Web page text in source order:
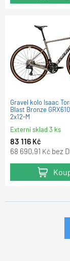
Gravel kolo Isaac
Blast Bronze
2x12-M
Externí sklad 3 ks
83 116 Kč
68 690,91 Kč bez